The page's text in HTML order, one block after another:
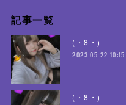
記事一覧
(・8・)
2023.05.22 10:15
(・8・)